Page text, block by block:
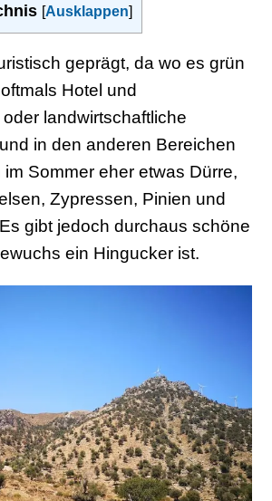
[Ausklappen]
geprägt, da wo es grün
Hotel und
landwirtschaftliche
in den anderen Bereichen
Sommer eher etwas Dürre,
Zypressen, Pinien und
gibt jedoch durchaus schöne
ein Hingucker ist.